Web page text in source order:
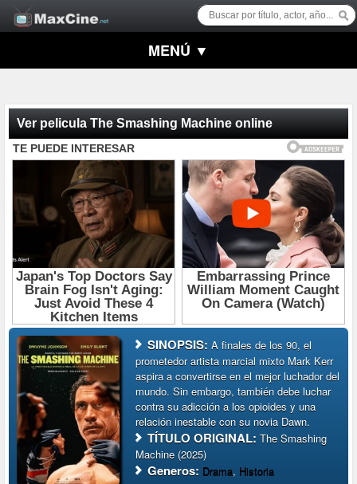
MENÚ ▼
Ver pelicula The Smashing Machine online
SINOPSIS:A finales de los 90, el
prometedor artista marcial mixto Mark Kerr
aspira a convertirse en el mejor luchador del
mundo. Sin embargo, también debe luchar
contra su adicción a los opioides y una
relación inestable con su novia Dawn.
TÍTULO ORIGINAL:The Smashing
Machine (2025)
Generos: Drama, Historia